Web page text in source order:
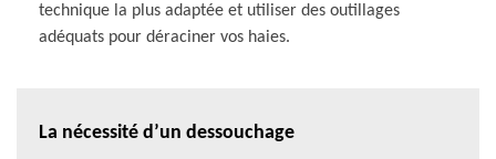
technique la plus adaptée et utiliser des outillages
adéquats pour déraciner vos haies.
La nécessité d’un dessouchage